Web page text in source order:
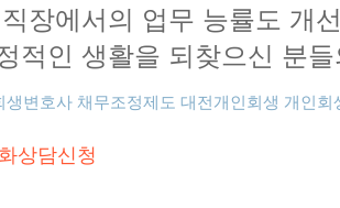
장에서의 업무 능률도 개
적인 생활을 되찾으신 분
생변호사 채무조정제도 대전개인회생 개인회
상담신청